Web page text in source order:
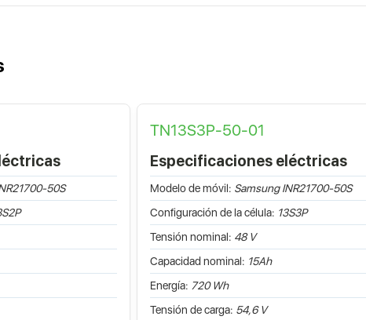
50S
TN13S3P-50-01
Especificaciones eléctricas
Modelo de móvil: Samsung INR21700-50S
Configuración de la célula: 13S3P
Tensión nominal: 48 V
Capacidad nominal: 15Ah
Energía: 720 Wh
Tensión de carga: 54,6 V